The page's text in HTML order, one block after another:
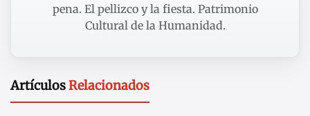
pena. El pellizco y la fiesta. Patrimonio
Cultural de la Humanidad.
ArtículosRelacionados